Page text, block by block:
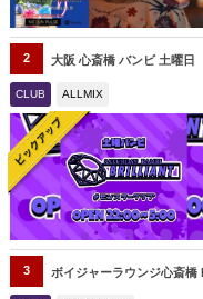
2 大阪 心斎橋 バンビ 土曜日
CLUB ALLMIX
3 ボイジャーラウンジ心斎橋